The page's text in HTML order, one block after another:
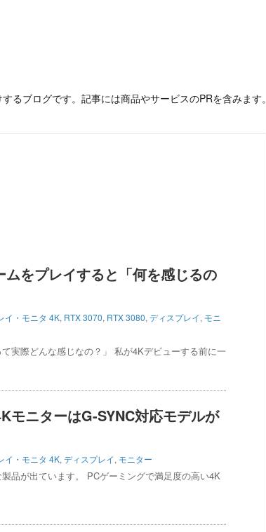
るブログです。記事には商品やサービスのPRを含みます。
をプレイすると「何を感じるの
イ・モニタ 4K, RTX 3070, RTX 3080, ディスプレイ, モニ
て実際どんな感じなの？」 私が4Kデビューする前に一
モニターはG-SYNC対応モデルが
イ・モニタ 4K, ディスプレイ, モニター
製品が出ています。 PCゲーミングで満足度の高い4K